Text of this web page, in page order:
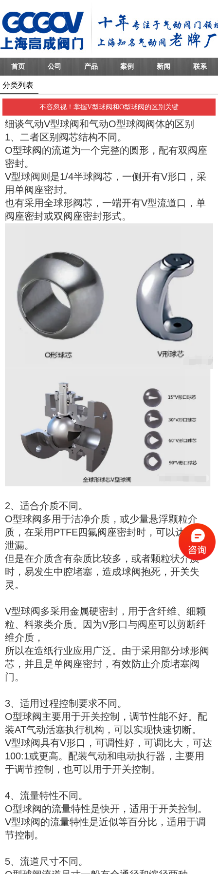
首页 公司 产品 案例 新闻 联系
分类列表
不容忽视！掌握V型球阀和O型球阀的区别关键
细谈气动V型球阀和气动O型球阀阀体的区别
1、二者区别阀芯结构不同。
O型球阀的流道为一个完整的圆形，配有双阀座
密封。
V型球阀则是1/4半球阀芯，一侧开有V形口，采
用单阀座密封。
也有采用全球形阀芯，一端开有V型流道口，单
阀座密封或双阀座密封形式。
2、适合介质不同。
O型球阀多用于洁净介质，或少量悬浮颗粒介
质，在采用PTFE四氟阀座密封时，可以达到零
泄漏。
但是在介质含有杂质比较多，或者颗粒状介质
时，易发生中腔堵塞，造成球阀抱死，开关失
灵。
V型球阀多采用金属硬密封，用于含纤维、细颗
粒、料浆类介质。因为V形口与阀座可以剪断纤
维介质，
所以在造纸行业应用广泛。由于采用部分球形阀
芯，并且是单阀座密封，有效防止介质堵塞阀
门。
3、适用过程控制要求不同。
O型球阀主要用于开关控制，调节性能不好。配
装AT气动活塞执行机构，可以实现快速切断。
V型球阀具有V形口，可调性好，可调比大，可达
100:1或更高。配装气动和电动执行器，主要用
于调节控制，也可以用于开关控制。
4、流量特性不同。
O型球阀的流量特性是快开，适用于开关控制。
V型球阀的流量特性是近似等百分比，适用于调
节控制。
5、流道尺寸不同。